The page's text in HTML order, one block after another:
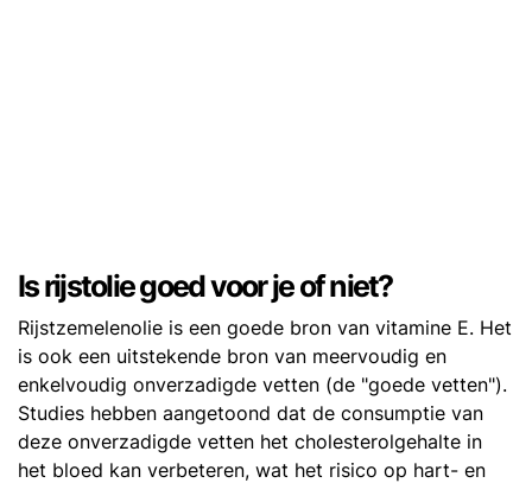
Is rijstolie goed voor je of niet?
Rijstzemelenolie is een goede bron van vitamine E. Het
is ook een uitstekende bron van meervoudig en
enkelvoudig onverzadigde vetten (de "goede vetten").
Studies hebben aangetoond dat de consumptie van
deze onverzadigde vetten het cholesterolgehalte in
het bloed kan verbeteren, wat het risico op hart- en